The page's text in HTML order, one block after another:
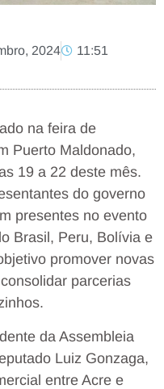
2024 11:51
na feira de
Puerto Maldonado,
19 a 22 deste mês.
do governo
presentes no evento
Brasil, Peru, Bolívia e
promover novas
parcerias
da Assembleia
Luiz Gonzaga,
entre Acre e